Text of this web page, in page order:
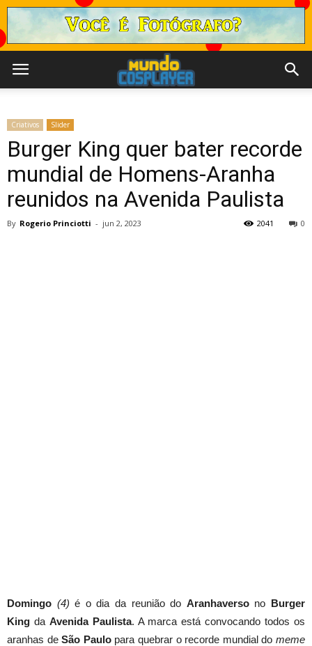
Criativos Slider
Burger King quer bater recorde
mundial de Homens-Aranha
reunidos na Avenida Paulista
By Rogerio Princiotti - jun 2, 2023 0
2041
Domingo (4) é o dia da reunião do Aranhaversono Burger
King da Avenida Paulista. A marca está convocando todos os
aranhas deSão Paulopara quebrar o recorde mundial domeme